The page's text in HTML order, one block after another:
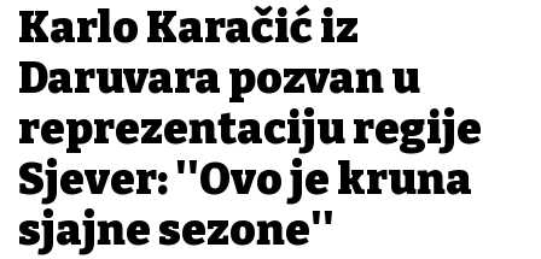
Karlo Karačić iz
Daruvara pozvan u
reprezentaciju regije
Sjever: ''Ovo je kruna
sjajne sezone''